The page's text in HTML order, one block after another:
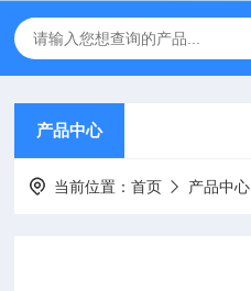
产品中心
当前位置：首页 产品中心